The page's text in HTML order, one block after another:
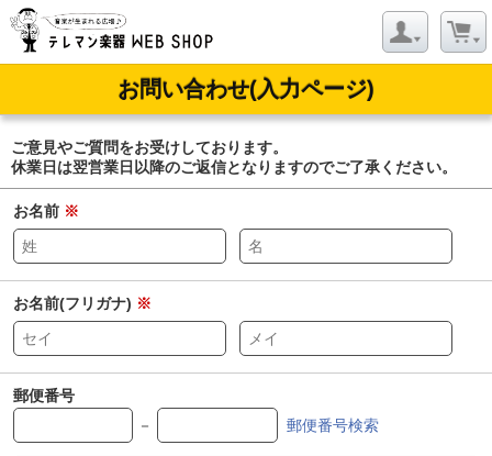
お問い合わせ(入力ページ)
ご意見やご質問をお受けしております。
休業日は翌営業日以降のご返信となりますのでご了承ください。
お名前 ※
お名前(フリガナ) ※
郵便番号
－
郵便番号検索